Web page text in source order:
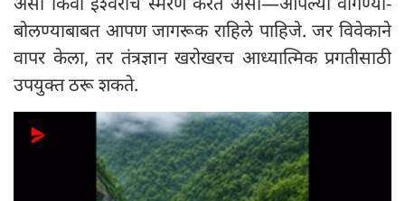
बोलण्याबाबत आपण जागरूक राहिले पाहिजे. जर विवेकाने
वापर केला, तर तंत्रज्ञान खरोखरच आध्यात्मिक प्रगतीसाठी
उपयुक्त ठरू शकते.